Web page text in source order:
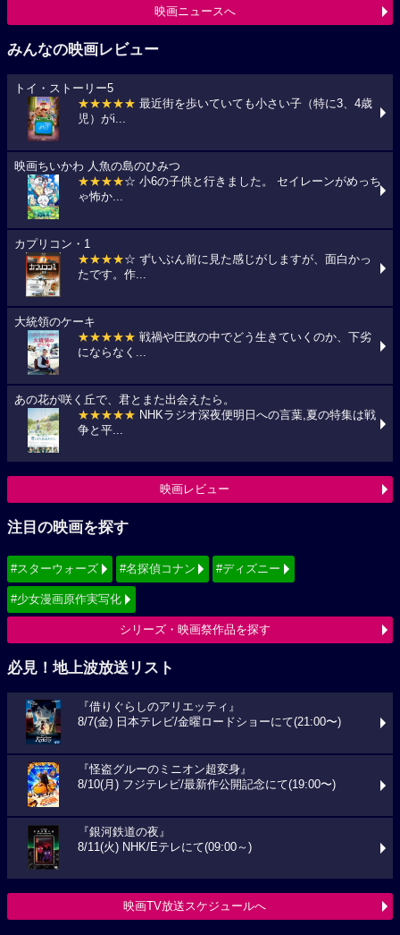
映画ニュースへ
みんなの映画レビュー
トイ・ストーリー5
★★★★★ 最近街を歩いていても小さい子（特に3、4歳
児）がi...
映画ちいかわ 人魚の島のひみつ
★★★★☆ 小6の子供と行きました。 セイレーンがめっち
ゃ怖か...
カプリコン・1
★★★★☆ ずいぶん前に見た感じがしますが、面白かっ
たです。作...
大統領のケーキ
★★★★★ 戦禍や圧政の中でどう生きていくのか、下劣
にならなく...
あの花が咲く丘で、君とまた出会えたら。
★★★★★ NHKラジオ深夜便明日への言葉,夏の特集は戦
争と平...
映画レビュー
注目の映画を探す
#スターウォーズ #名探偵コナン #ディズニー
#少女漫画原作実写化
シリーズ・映画祭作品を探す
必見！地上波放送リスト
『借りぐらしのアリエッティ』
8/7(金) 日本テレビ/金曜ロードショーにて(21:00〜)
『怪盗グルーのミニオン超変身』
8/10(月) フジテレビ/最新作公開記念にて(19:00〜)
『銀河鉄道の夜』
8/11(火) NHK/Eテレにて(09:00～)
映画TV放送スケジュールへ